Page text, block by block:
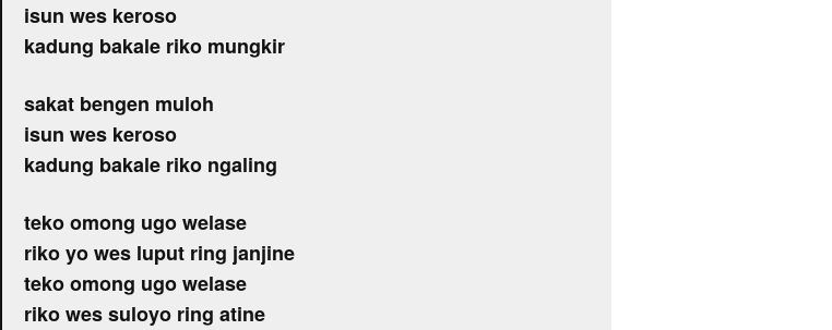
isun wes keroso
kadung bakale riko mungkir
sakat bengen muloh
isun wes keroso
kadung bakale riko ngaling
teko omong ugo welase
riko yo wes luput ring janjine
teko omong ugo welase
riko wes suloyo ring atine